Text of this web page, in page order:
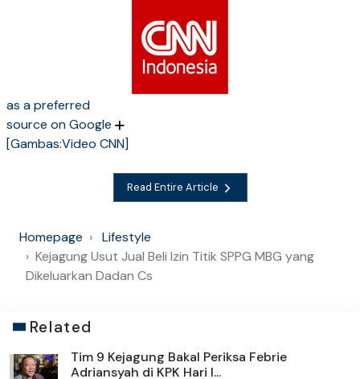
as a preferred
source on Google
[Gambas:Video CNN]
Read Entire Article
Homepage
Lifestyle
Kejagung Usut Jual Beli Izin Titik SPPG MBG yang
Dikeluarkan Dadan Cs
Related
Tim 9 Kejagung Bakal Periksa Febrie
Adriansyah di KPK Hari I...